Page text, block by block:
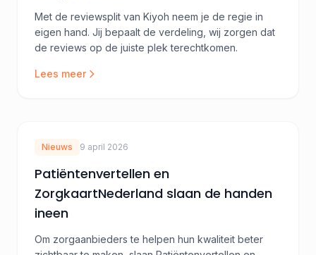
Met de reviewsplit van Kiyoh neem je de regie in
eigen hand. Jij bepaalt de verdeling, wij zorgen dat
de reviews op de juiste plek terechtkomen.
Lees meer
Nieuws 9 april 2026
Patiëntenvertellen en
ZorgkaartNederland slaan de handen
ineen
Om zorgaanbieders te helpen hun kwaliteit beter